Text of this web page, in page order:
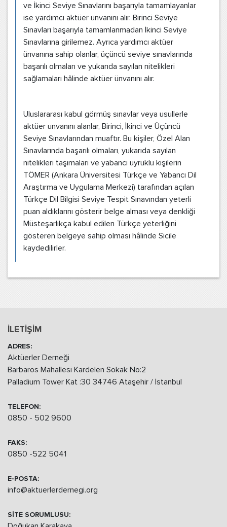
ve İkinci Seviye Sınavlarını başarıyla tamamlayanlar
ise yardımcı aktüer unvanını alır. Birinci Seviye
Sınavları başarıyla tamamlanmadan İkinci Seviye
Sınavlarına girilemez. Ayrıca yardımcı aktüer
ünvanına sahip olanlar, üçüncü seviye sınavlarında
başarılı olmaları ve yukarıda sayılan nitelikleri
sağlamaları hâlinde aktüer ünvanını alır.
Uluslararası kabul görmüş sınavlar veya usullerle
aktüer unvanını alanlar, Birinci, İkinci ve Üçüncü
Seviye Sınavlarından muaftır. Bu kişiler, Özel Alan
Sınavlarında başarılı olmaları, yukarıda sayılan
nitelikleri taşımaları ve yabancı uyruklu kişilerin
TÖMER (Ankara Üniversitesi Türkçe ve Yabancı Dil
Araştırma ve Uygulama Merkezi) tarafından açılan
Türkçe Dil Bilgisi Seviye Tespit Sınavından yeterli
puan aldıklarını gösterir belge alması veya denkliği
Müsteşarlıkça kabul edilen Türkçe yeterliğini
gösteren belgeye sahip olması hâlinde Sicile
kaydedilirler.
İLETİŞİM
ADRES:
Aktüerler Derneği
Barbaros Mahallesi Kardelen Sokak No:2
Palladium Tower Kat :30 34746 Ataşehir / İstanbul
TELEFON:
0850 - 502 9600
FAKS:
0850 -522 5041
E-POSTA:
info@aktuerlerdernegi.org
SİTE SORUMLUSU: